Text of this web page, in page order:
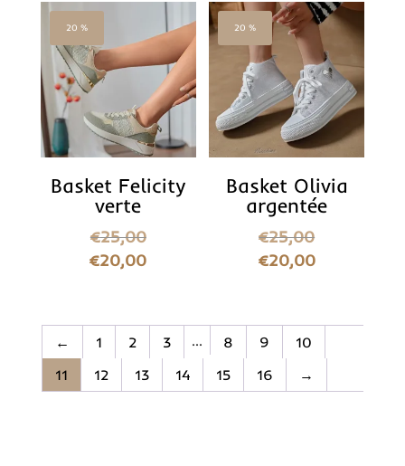
20 %
Basket Felicity
verte
€25,00
€20,00
20 %
Basket Olivia
argentée
€25,00
€20,00
← 1 2 3 … 8 9
10
11
12 13 14 15 16 →